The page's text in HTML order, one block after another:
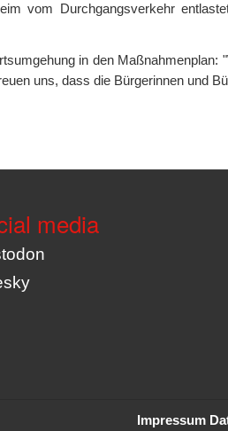
vom Durchgangsverkehr
in den Maßnahmenplan:
uns, dass die Bürgerinnen und
media
Impressum